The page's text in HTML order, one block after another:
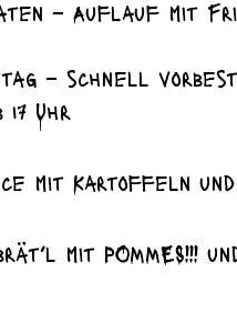
– Auflauf mit
– schnell
Uhr
mit Kartoffeln
mit POMMES!!!